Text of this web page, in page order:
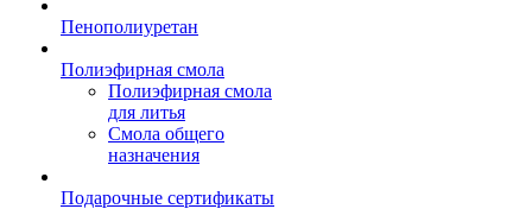
Пенополиуретан
Полиэфирная смола
Полиэфирная смола
для литья
Смола общего
назначения
Подарочные сертификаты